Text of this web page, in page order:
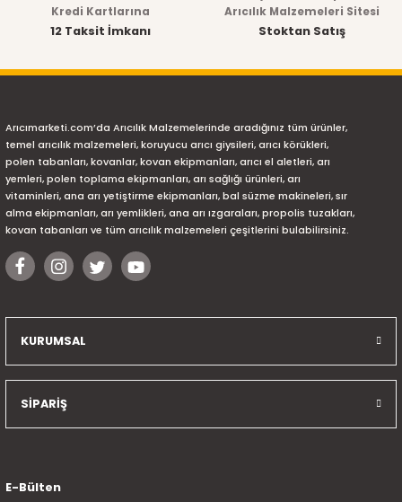
Kredi Kartlarına
12 Taksit İmkanı
Arıcılık Malzemeleri Sitesi
Stoktan Satış
Arıcımarketi.com’da Arıcılık Malzemelerinde aradığınız tüm ürünler,
temel arıcılık malzemeleri, koruyucu arıcı giysileri, arıcı körükleri,
polen tabanları, kovanlar, kovan ekipmanları, arıcı el aletleri, arı
yemleri, polen toplama ekipmanları, arı sağlığı ürünleri, arı
vitaminleri, ana arı yetiştirme ekipmanları, bal süzme makineleri, sır
alma ekipmanları, arı yemlikleri, ana arı ızgaraları, propolis tuzakları,
kovan tabanları ve tüm arıcılık malzemeleri çeşitlerini bulabilirsiniz.
KURUMSAL
SİPARİŞ
E-Bülten